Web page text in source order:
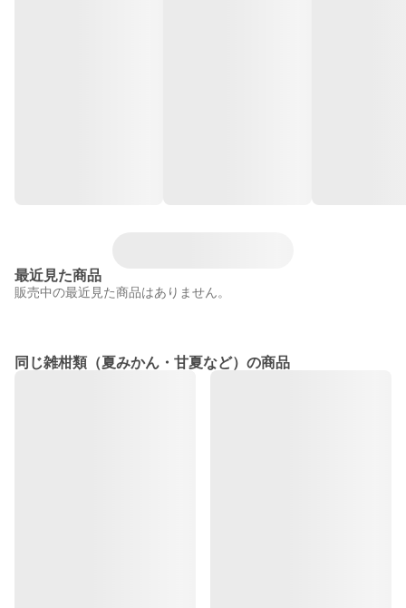
最近見た商品
販売中の最近見た商品はありません。
同じ雑柑類（夏みかん・甘夏など）の商品